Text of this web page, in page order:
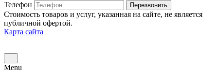
Телефон
Перезвонить
Стоимость товаров и услуг, указанная на сайте, не является
публичной офертой.
Карта сайта
Menu